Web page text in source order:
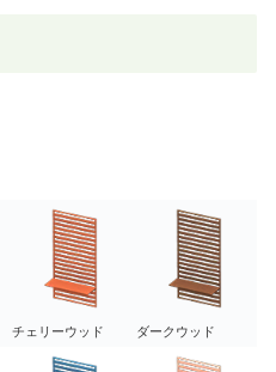
チェリーウッド ダークウッド